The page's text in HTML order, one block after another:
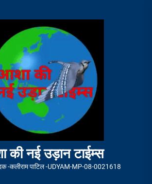
की नई उड़ान टाईम्स
-कलीराम पाटिल -UDYAM-MP-08-0021618